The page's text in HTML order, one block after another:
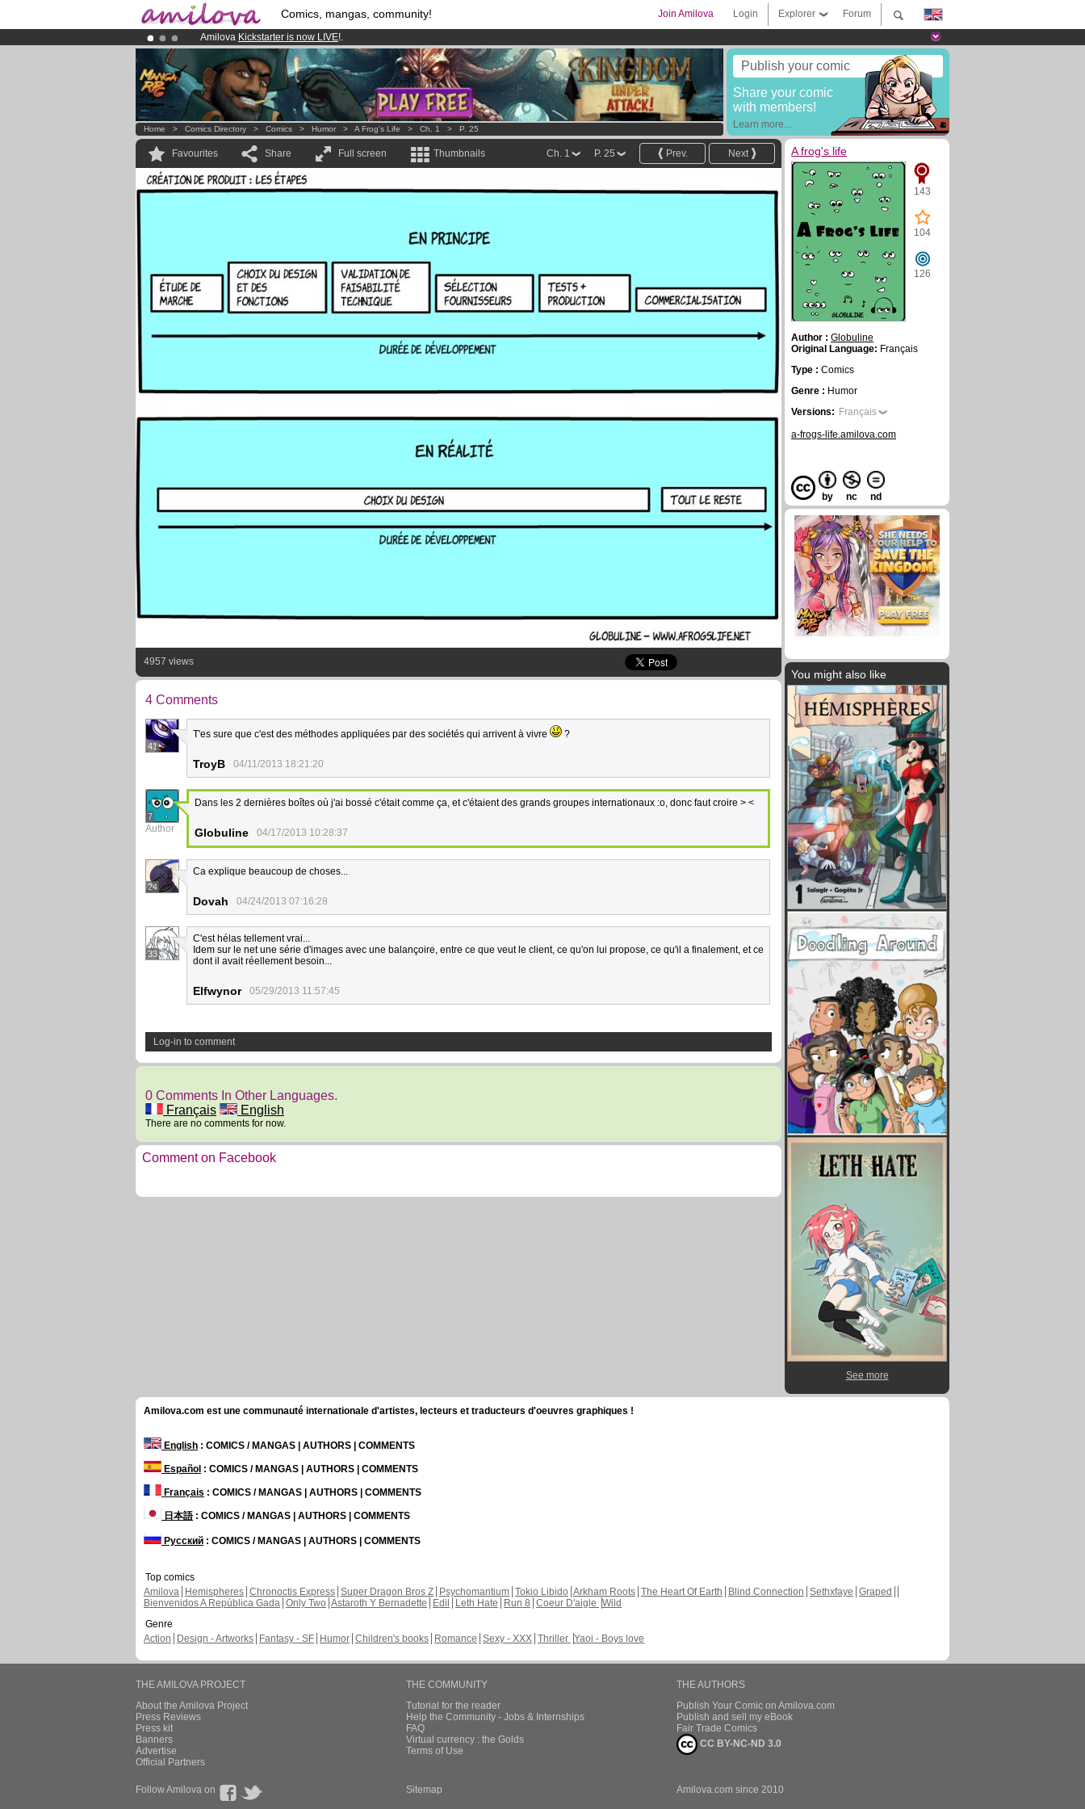
Comics, mangas, community! Forum
Explorer
Login
Join Amilova
Amilova Kickstarter is now LIVE!.
Premium membership from3.95 eurosper month !Get membership now
Already 100000 membersand 1000 comics & mangas!.
Publish your comic
Share your comic
with members!
Learn more...
Home > Comics Directory > Comics > Humor > A Frog's Life > Ch. 1 > P. 25
Favourites Share Full screen Thumbnails Next
Prev.
P. 25
Ch. 1
4957 views
4 Comments
41
T'es sure que c'est des méthodes appliquées par des sociétés qui arrivent à vivre ?
TroyB 04/11/2013 18:21:20
7
Author
Dans les 2 dernières boîtes où j'ai bossé c'était comme ça, et c'étaient des grands groupes internationaux :o, donc faut croire > <
Globuline 04/17/2013 10:28:37
24
Ca explique beaucoup de choses...
Dovah 04/24/2013 07:16:28
33
C'est hélas tellement vrai...
Idem sur le net une série d'images avec une balançoire, entre ce que veut le client, ce qu'on lui propose, ce qu'il a finalement, et ce
dont il avait réellement besoin...
Elfwynor 05/29/2013 11:57:45
Log-in to comment
0 Comments In Other Languages.
Français
English
There are no comments for now.
Comment on Facebook
A frog's life
143
104
126
Author : Globuline
Original Language: Français
Type : Comics
Genre : Humor
Versions: Français
a-frogs-life.amilova.com
by nc nd
You might also like
See more
Amilova.com est une communauté internationale d'artistes, lecteurs et traducteurs d'oeuvres graphiques !
English : COMICS / MANGAS | AUTHORS | COMMENTS
Español : COMICS / MANGAS | AUTHORS | COMMENTS
Français : COMICS / MANGAS | AUTHORS | COMMENTS
日本語: COMICS / MANGAS | AUTHORS | COMMENTS
Русский : COMICS / MANGAS | AUTHORS | COMMENTS
Top comics
Amilova
Hemispheres Chronoctis Express Super Dragon Bros Z Psychomantium Tokio Libido Arkham Roots The Heart Of Earth Blind Connection Sethxfaye Graped
Bienvenidos A República Gada Only Two Astaroth Y Bernadette Edil Leth Hate Run 8 Coeur D'aigle Wild
Genre
Action
Design - Artworks Fantasy - SF Humor Children's books Romance Sexy - XXX Thriller Yaoi - Boys love
THE AMILOVA PROJECT
About the Amilova Project
Press Reviews
Press kit
Banners
Advertise
Official Partners
THE COMMUNITY
Tutorial for the reader
Help the Community - Jobs & Internships
FAQ
Virtual currency : the Golds
Terms of Use
THE AUTHORS
Publish Your Comic on Amilova.com
Publish and sell my eBook
Fair Trade Comics
CC BY-NC-ND 3.0
Follow Amilova on Sitemap Amilova.com since 2010